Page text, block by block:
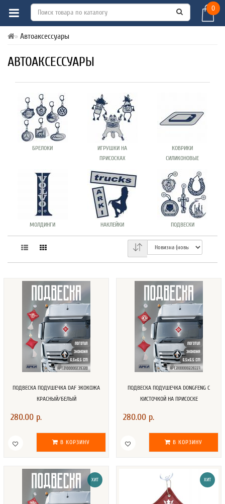
0
Автоаксессуары
АВТОАКСЕССУАРЫ
БРЕЛОКИ
ИГРУШКИ НА
ПРИСОСКАХ
КОВРИКИ
СИЛИКОНОВЫЕ
МОЛДИНГИ НАКЛЕЙКИ ПОДВЕСКИ
ПОДВЕСКА ПОДУШЕЧКА DAF ЭКОКОЖА
КРАСНЫЙ/БЕЛЫЙ
280.00 р.
В КОРЗИНУ
ПОДВЕСКА ПОДУШЕЧКА DONGFENG С
КИСТОЧКОЙ НА ПРИСОСКЕ
280.00 р.
В КОРЗИНУ
ХИТ ХИТ